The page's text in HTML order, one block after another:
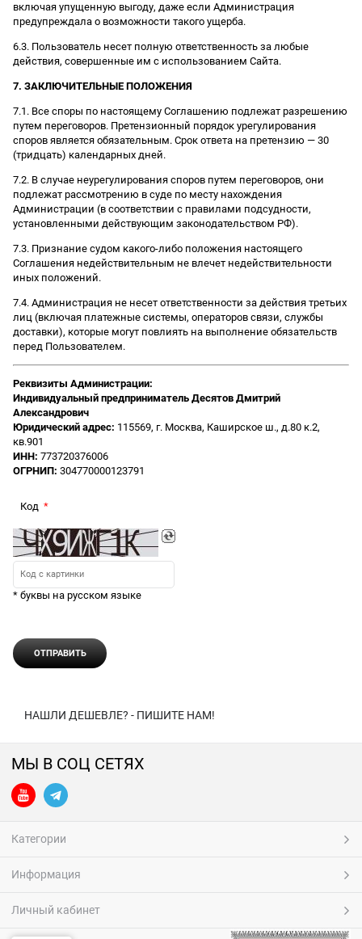
включая упущенную выгоду, даже если Администрация
предупреждала о возможности такого ущерба.
6.3. Пользователь несет полную ответственность за любые
действия, совершенные им с использованием Сайта.
7. ЗАКЛЮЧИТЕЛЬНЫЕ ПОЛОЖЕНИЯ
7.1. Все споры по настоящему Соглашению подлежат разрешению
путем переговоров. Претензионный порядок урегулирования
споров является обязательным. Срок ответа на претензию — 30
(тридцать) календарных дней.
7.2. В случае неурегулирования споров путем переговоров, они
подлежат рассмотрению в суде по месту нахождения
Администрации (в соответствии с правилами подсудности,
установленными действующим законодательством РФ).
7.3. Признание судом какого-либо положения настоящего
Соглашения недействительным не влечет недействительности
иных положений.
7.4. Администрация не несет ответственности за действия третьих
лиц (включая платежные системы, операторов связи, службы
доставки), которые могут повлиять на выполнение обязательств
перед Пользователем.
Реквизиты Администрации:
Индивидуальный предприниматель Десятов Дмитрий
Александрович
Юридический адрес: 115569, г. Москва, Каширское ш., д.80 к.2,
кв.901
ИНН: 773720376006
ОГРНИП: 304770000123791
Код
* буквы на русском языке
НАШЛИ ДЕШЕВЛЕ? - ПИШИТЕ НАМ!
МЫ В СОЦ СЕТЯХ
Категории
Информация
Личный кабинет